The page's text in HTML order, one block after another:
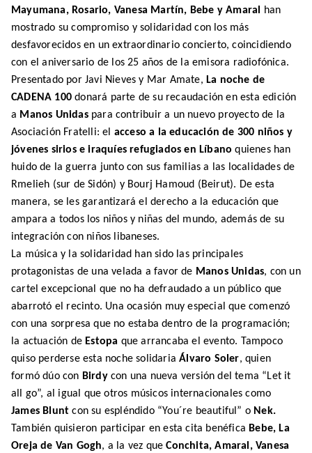
Mayumana, Rosario, Vanesa Martín, Bebe y Amaral han
mostrado su compromiso y solidaridad con los más
desfavorecidos en un extraordinario concierto, coincidiendo
con el aniversario de los 25 años de la emisora radiofónica.
Presentado por Javi Nieves y Mar Amate, La noche de
CADENA 100 donará parte de su recaudación en esta edición
a Manos Unidaspara contribuir a un nuevo proyecto de la
Asociación Fratelli: el acceso a la educación de 300 niños y
jóvenes sirios e iraquíes refugiados en Líbano quienes han
huido de la guerra junto con sus familias a las localidades de
Rmelieh (sur de Sidón) y Bourj Hamoud (Beirut). De esta
manera, se les garantizará el derecho a la educación que
ampara a todos los niños y niñas del mundo, además de su
integración con niños libaneses.
La música y la solidaridad han sido las principales
protagonistas de una velada a favor de Manos Unidas, con un
cartel excepcional que no ha defraudado a un público que
abarrotó el recinto. Una ocasión muy especial que comenzó
con una sorpresa que no estaba dentro de la programación;
la actuación de Estopa que arrancaba el evento. Tampoco
quiso perderse esta noche solidaria Álvaro Soler, quien
formó dúo con Birdycon una nueva versión del tema “Let it
all go”, al igual que otros músicos internacionales como
James Blunt con su espléndido “You´re beautiful” o Nek.
También quisieron participar en esta cita benéfica Bebe, La
Oreja de Van Gogh, a la vez queConchita, Amaral, Vanesa